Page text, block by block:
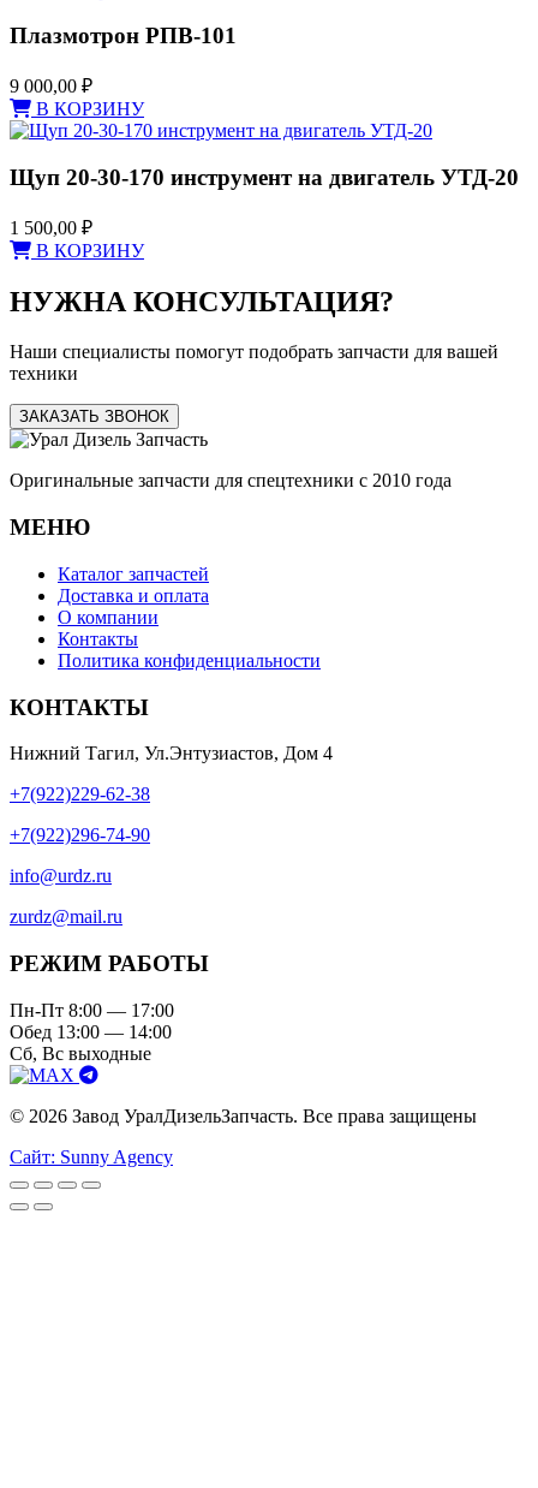
Плазмотрон РПВ-101
9 000,00 ₽
В КОРЗИНУ
Щуп 20-30-170 инструмент на двигатель УТД-20
1 500,00 ₽
В КОРЗИНУ
НУЖНА КОНСУЛЬТАЦИЯ?
Наши специалисты помогут подобрать запчасти для вашей
техники
ЗАКАЗАТЬ ЗВОНОК
Оригинальные запчасти для спецтехники с 2010 года
МЕНЮ
Каталог запчастей
Доставка и оплата
О компании
Контакты
Политика конфиденциальности
КОНТАКТЫ
Нижний Тагил, Ул.Энтузиастов, Дом 4
+7(922)229-62-38
+7(922)296-74-90
info@urdz.ru
zurdz@mail.ru
РЕЖИМ РАБОТЫ
Пн-Пт 8:00 — 17:00
Обед 13:00 — 14:00
Сб, Вс выходные
© 2026 Завод УралДизельЗапчасть. Все права защищены
Сайт: Sunny Agency